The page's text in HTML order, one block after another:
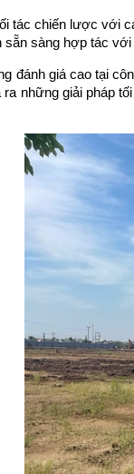
tác chiến lược với
sẵn sàng hợp tác
đánh giá cao tại
những giải pháp